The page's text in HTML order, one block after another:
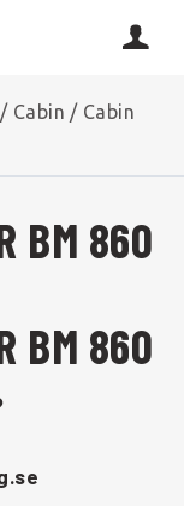
/ Cabin / Cabin
BM 860
BM 860